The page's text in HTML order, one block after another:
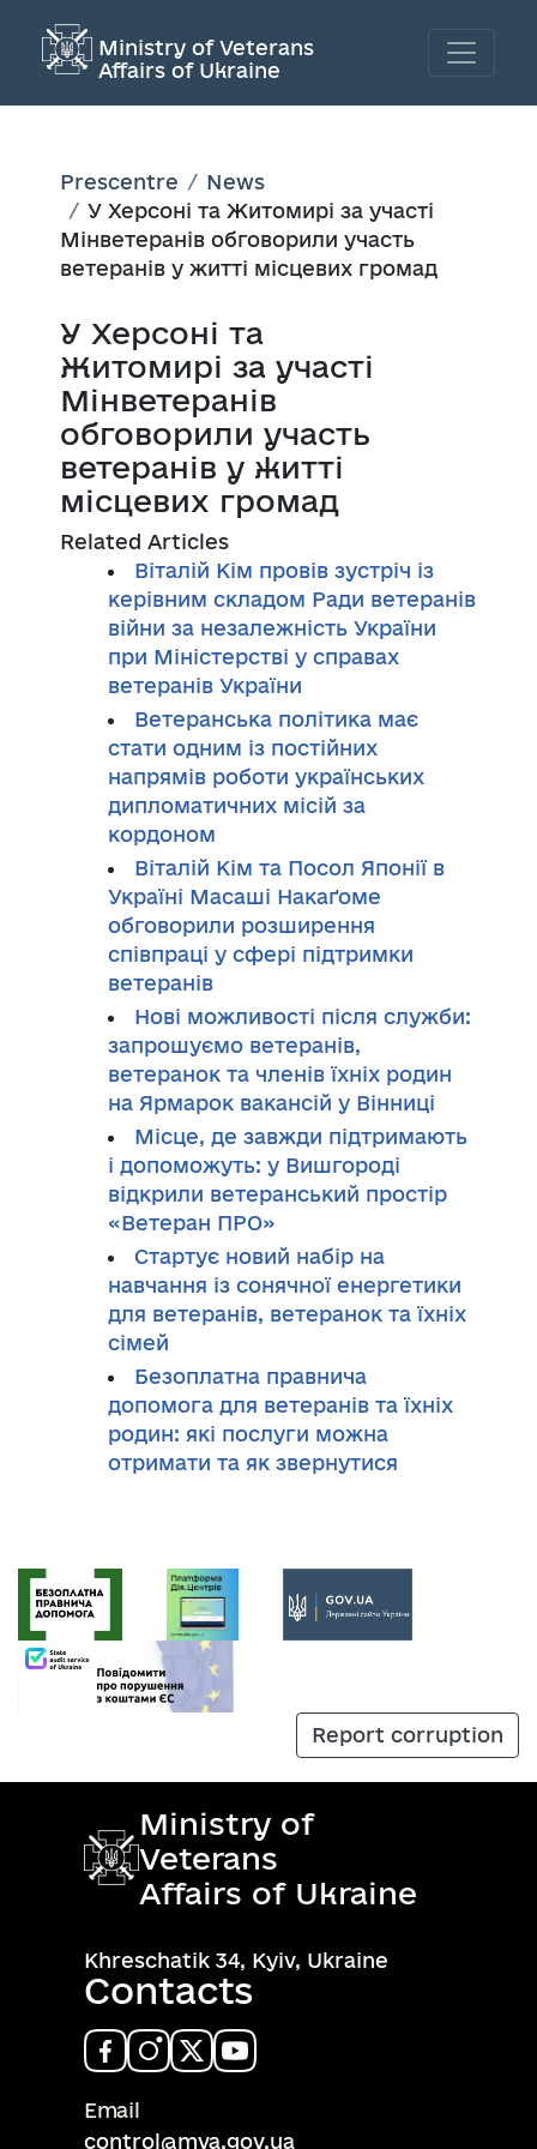
Ministry of Veterans
Affairs of Ukraine
Prescentre
News
У Херсоні та Житомирі за участі
Мінветеранів обговорили участь
ветеранів у житті місцевих громад
У Херсоні та
Житомирі за участі
Мінветеранів
обговорили участь
ветеранів у житті
місцевих громад
Related Articles
Віталій Кім провів зустріч із
керівним складом Ради ветеранів
війни за незалежність України
при Міністерстві у справах
ветеранів України
Ветеранська політика має
стати одним із постійних
напрямів роботи українських
дипломатичних місій за
кордоном
Віталій Кім та Посол Японії в
Україні Масаші Накаґоме
обговорили розширення
співпраці у сфері підтримки
ветеранів
Нові можливості після служби:
запрошуємо ветеранів,
ветеранок та членів їхніх родин
на Ярмарок вакансій у Вінниці
Місце, де завжди підтримають
і допоможуть: у Вишгороді
відкрили ветеранський простір
«Ветеран ПРО»
Стартує новий набір на
навчання із сонячної енергетики
для ветеранів, ветеранок та їхніх
сімей
Безоплатна правнича
допомога для ветеранів та їхніх
родин: які послуги можна
отримати та як звернутися
Report corruption
Ministry of
Veterans
Affairs of Ukraine
Khreschatik 34, Kyiv, Ukraine
Contacts
Email
control@mva.gov.ua